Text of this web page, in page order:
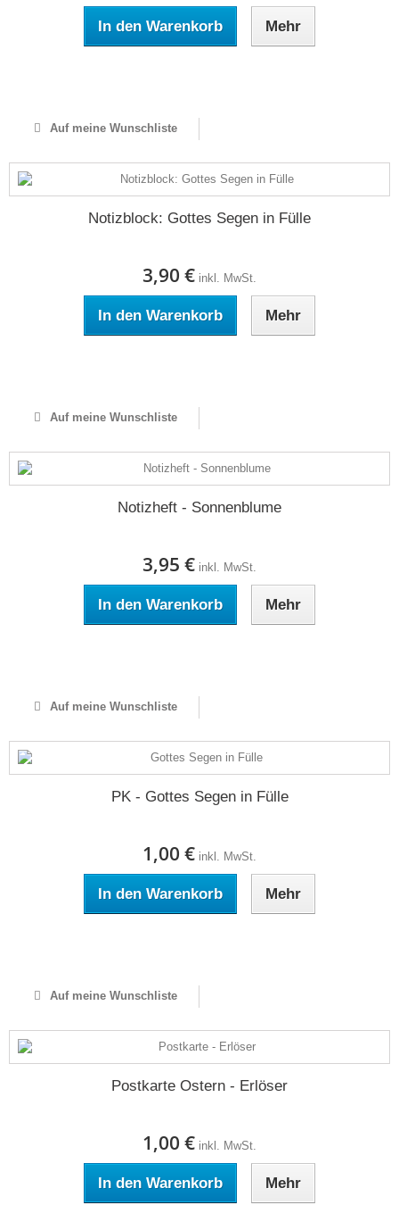
In den Warenkorb Mehr
Auf meine Wunschliste
Notizblock: Gottes Segen in Fülle
3,90 € inkl. MwSt.
In den Warenkorb Mehr
Auf meine Wunschliste
Notizheft - Sonnenblume
3,95 € inkl. MwSt.
In den Warenkorb Mehr
Auf meine Wunschliste
PK - Gottes Segen in Fülle
1,00 € inkl. MwSt.
In den Warenkorb Mehr
Auf meine Wunschliste
Postkarte Ostern - Erlöser
1,00 € inkl. MwSt.
In den Warenkorb Mehr